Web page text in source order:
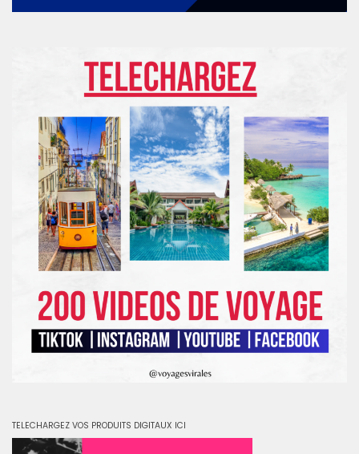
TELECHARGEZ VOS PRODUITS DIGITAUX ICI